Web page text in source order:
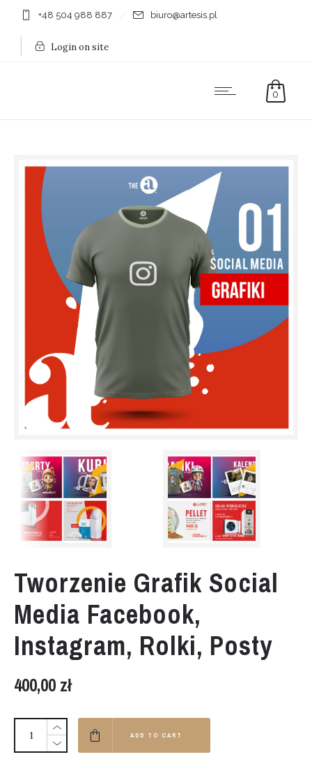
+48 504 988 887 biuro@artesis.pl
Login on site
0
Tworzenie Grafik Social
Media Facebook,
Instagram, Rolki, Posty
400,00 zł
ADD TO CART